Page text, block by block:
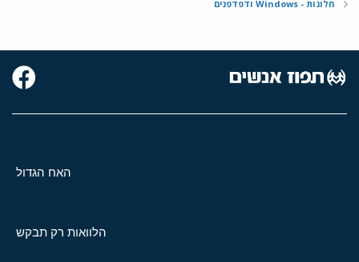
חלונות - Windows ודפדפנים
האח הגדול
הלוואות רק תבקש